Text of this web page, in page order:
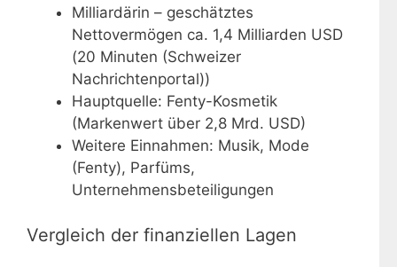
Milliardärin – geschätztes
Nettovermögen ca. 1,4 Milliarden USD
(20 Minuten (Schweizer
Nachrichtenportal))
Hauptquelle: Fenty-Kosmetik
(Markenwert über 2,8 Mrd. USD)
Weitere Einnahmen: Musik, Mode
(Fenty), Parfüms,
Unternehmensbeteiligungen
Vergleich der finanziellen Lagen